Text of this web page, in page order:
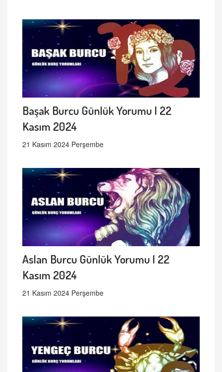
Başak Burcu Günlük Yorumu | 22
Kasım 2024
21 Kasım 2024 Perşembe
Aslan Burcu Günlük Yorumu | 22
Kasım 2024
21 Kasım 2024 Perşembe